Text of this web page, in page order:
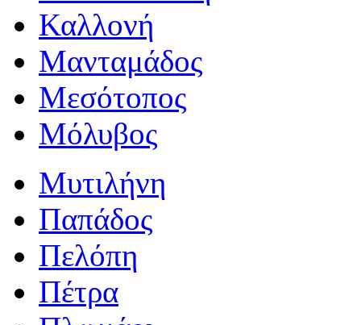
Καλλονή
Μανταμάδος
Μεσότοπος
Μόλυβος
Μυτιλήνη
Παπάδος
Πελόπη
Πέτρα